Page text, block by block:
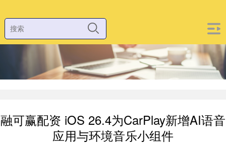
融可赢配资 iOS 26.4为CarPlay新增AI语音
应用与环境音乐小组件